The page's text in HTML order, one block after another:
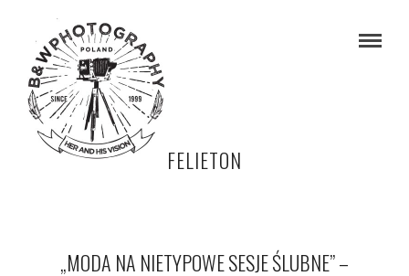
FELIETON
„MODA NA NIETYPOWE SESJE ŚLUBNE” –